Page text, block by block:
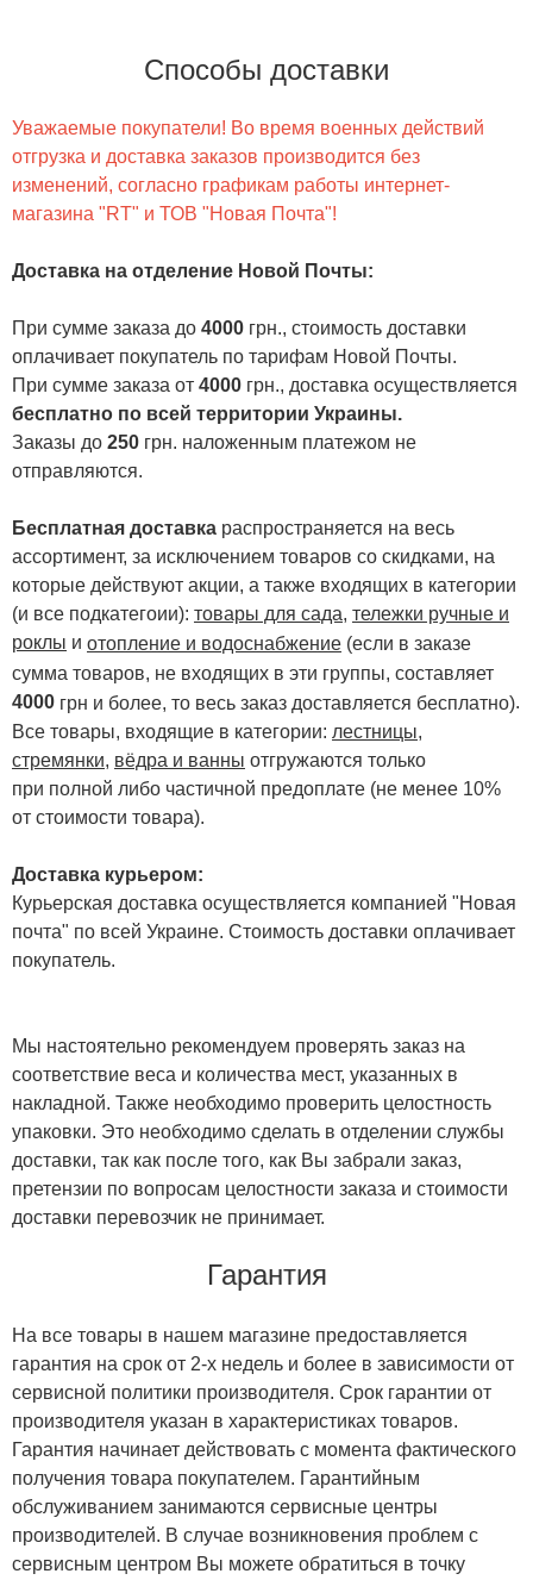
Способы доставки
Уважаемые покупатели! Во время военных действий
отгрузка и доставка заказов производится без
изменений, согласно графикам работы интернет-
магазина "RT" и ТОВ "Новая Почта"!
Доставка на отделение Новой Почты:
При сумме заказа до 4000 грн., стоимость доставки
оплачивает покупатель по тарифам Новой Почты.
При сумме заказа от 4000 грн., доставка осуществляется
бесплатно по всей территории Украины.
Заказы до 250 грн. наложенным платежом не
отправляются.
Бесплатная доставка распространяется на весь
ассортимент, за исключением товаров со скидками, на
которые действуют акции, а также входящих в категории
(и все подкатегоии): товары для сада, тележки ручные и
роклы и отопление и водоснабжение (если в заказе
сумма товаров, не входящих в эти группы, составляет
4000 грн и более, то весь заказ доставляется бесплатно).
Все товары, входящие в категории: лестницы,
стремянки, вёдра и ванны отгружаются только
при полной либо частичной предоплате (не менее 10%
от стоимости товара).
Доставка курьером:
Курьерская доставка осуществляется компанией "Новая
почта" по всей Украине. Стоимость доставки оплачивает
покупатель.
Мы настоятельно рекомендуем проверять заказ на
соответствие веса и количества мест, указанных в
накладной. Также необходимо проверить целостность
упаковки. Это необходимо сделать в отделении службы
доставки, так как после того, как Вы забрали заказ,
претензии по вопросам целостности заказа и стоимости
доставки перевозчик не принимает.
Гарантия
На все товары в нашем магазине предоставляется
гарантия на срок от 2-х недель и более в зависимости от
сервисной политики производителя. Срок гарантии от
производителя указан в характеристиках товаров.
Гарантия начинает действовать с момента фактического
получения товара покупателем. Гарантийным
обслуживанием занимаются сервисные центры
производителей. В случае возникновения проблем с
сервисным центром Вы можете обратиться в точку